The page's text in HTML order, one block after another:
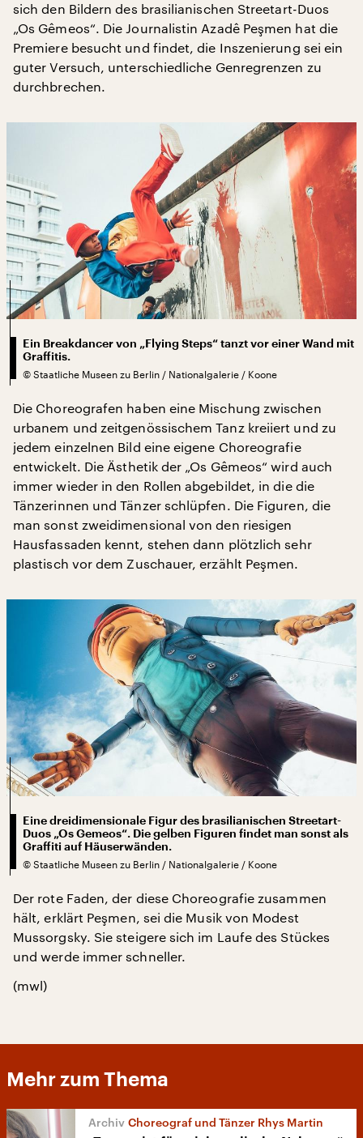
sich den Bildern des brasilianischen Streetart-Duos
„Os Gêmeos“. Die Journalistin Azadê Peşmen hat die
Premiere besucht und findet, die Inszenierung sei ein
guter Versuch, unterschiedliche Genregrenzen zu
durchbrechen.
Ein Breakdancer von „Flying Steps“ tanzt vor einer Wand mit
Graffitis.
© Staatliche Museen zu Berlin / Nationalgalerie / Koone
Die Choreografen haben eine Mischung zwischen
urbanem und zeitgenössischem Tanz kreiiert und zu
jedem einzelnen Bild eine eigene Choreografie
entwickelt. Die Ästhetik der „Os Gêmeos“ wird auch
immer wieder in den Rollen abgebildet, in die die
Tänzerinnen und Tänzer schlüpfen. Die Figuren, die
man sonst zweidimensional von den riesigen
Hausfassaden kennt, stehen dann plötzlich sehr
plastisch vor dem Zuschauer, erzählt Peşmen.
Eine dreidimensionale Figur des brasilianischen Streetart-
Duos „Os Gemeos“. Die gelben Figuren findet man sonst als
Graffiti auf Häuserwänden.
© Staatliche Museen zu Berlin / Nationalgalerie / Koone
Der rote Faden, der diese Choreografie zusammen
hält, erklärt Peşmen, sei die Musik von Modest
Mussorgsky. Sie steigere sich im Laufe des Stückes
und werde immer schneller.
(mwl)
Mehr zum Thema
Choreograf und Tänzer Rhys Martin